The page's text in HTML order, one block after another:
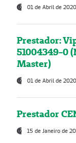
01 de Abril de 2020
Prestador:
51004349-0
Master)
01 de Abril de 2020
Prestador
15 de Janeiro de